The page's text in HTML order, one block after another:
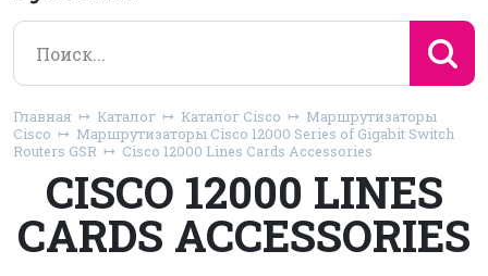
Главная Каталог Каталог Cisco
Маршрутизаторы
Cisco
Маршрутизаторы Cisco 12000 Series of Gigabit Switch
Routers GSR
Cisco 12000 Lines Cards Accessories
CISCO 12000 LINES
CARDS ACCESSORIES